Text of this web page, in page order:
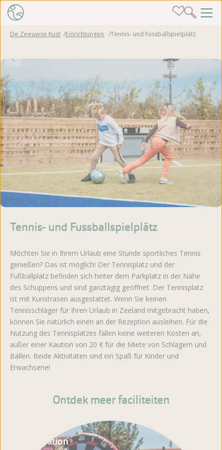
De Zeeuwse Kust Einrichtungen Tennis- und Fussballspielplätz
Tennis- und Fussballspielplätz
Möchten Sie in Ihrem Urlaub eine Stunde sportliches Tennis
genießen? Das ist möglich! Der Tennisplatz und der
Fußballplatz befinden sich hinter dem Parkplatz in der Nähe
des Schuppens und sind ganztägig geöffnet. Der Tennisplatz
ist mit Kunstrasen ausgestattet. Wenn Sie keinen
Tennisschläger für Ihren Urlaub in Zeeland mitgebracht haben,
können Sie natürlich einen an der Rezeption ausleihen. Für die
Nutzung des Tennisplatzes fallen keine weiteren Kosten an,
außer einer Kaution von 20 € für die Miete von Schlägern und
Bällen. Beide Aktivitäten sind ein Spaß für Kinder und
Erwachsene!
Ontdek meer faciliteiten
Animation